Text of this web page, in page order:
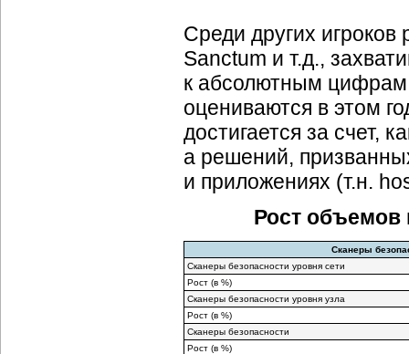
Среди других
Sanctum и т.д.,
к абсолютным
оцениваются в этом
достигается за счет,
а решений,
и приложениях (т.н.
Рост объемов
Сканеры
Сканеры безопасности уровня сети
Рост (в %)
Сканеры безопасности уровня узла
Рост (в %)
Сканеры безопасности
Рост (в %)